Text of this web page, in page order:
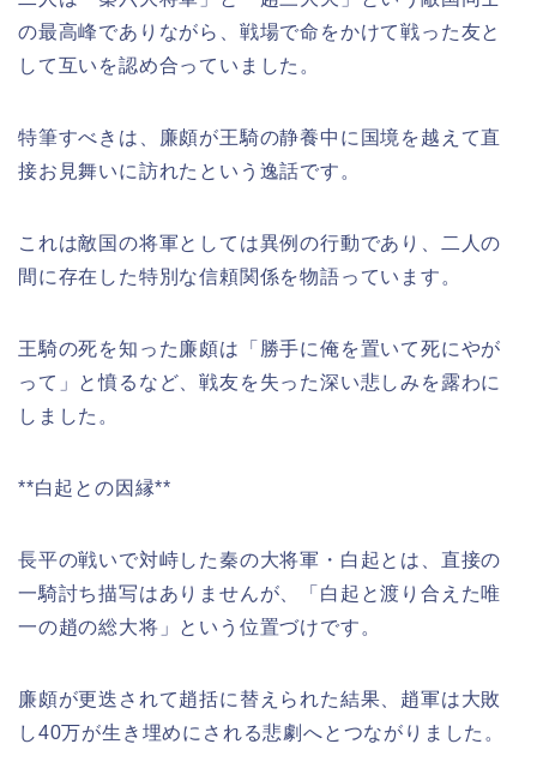
の最高峰でありながら、戦場で命をかけて戦った友と
して互いを認め合っていました。
特筆すべきは、廉頗が王騎の静養中に国境を越えて直
接お見舞いに訪れたという逸話です。
これは敵国の将軍としては異例の行動であり、二人の
間に存在した特別な信頼関係を物語っています。
王騎の死を知った廉頗は「勝手に俺を置いて死にやが
って」と憤るなど、戦友を失った深い悲しみを露わに
しました。
**白起との因縁**
長平の戦いで対峙した秦の大将軍・白起とは、直接の
一騎討ち描写はありませんが、「白起と渡り合えた唯
一の趙の総大将」という位置づけです。
廉頗が更迭されて趙括に替えられた結果、趙軍は大敗
し40万が生き埋めにされる悲劇へとつながりました。